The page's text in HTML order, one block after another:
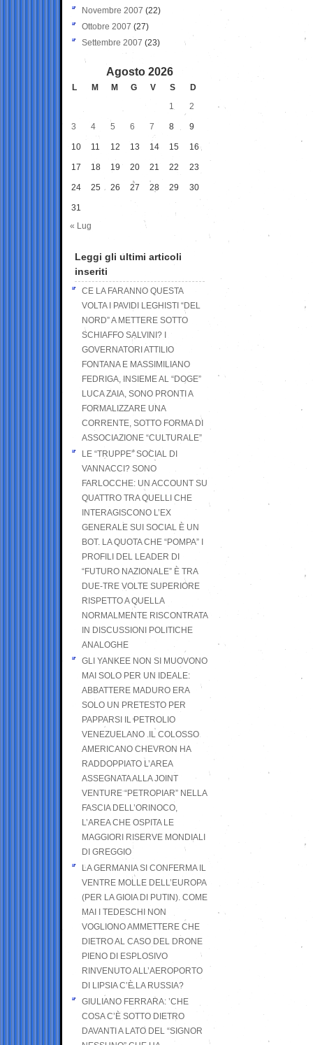
Novembre 2007 (22)
Ottobre 2007 (27)
Settembre 2007 (23)
Agosto 2026
L M M G V S
D
1
2
3 4 5 6 7 8 9
10 11 12 13 14 15 16
17 18 19 20 21 22 23
24 25 26 27 28 29 30
31
« Lug
Leggi gli ultimi articoli
inseriti
CE LA FARANNO QUESTA
VOLTA I PAVIDI LEGHISTI “DEL
NORD” A METTERE SOTTO
SCHIAFFO SALVINI? I
GOVERNATORI ATTILIO
FONTANA E MASSIMILIANO
FEDRIGA, INSIEME AL “DOGE”
LUCA ZAIA, SONO PRONTI A
FORMALIZZARE UNA
CORRENTE, SOTTO FORMA DI
ASSOCIAZIONE “CULTURALE”
LE “TRUPPE” SOCIAL DI
VANNACCI? SONO
FARLOCCHE: UN ACCOUNT SU
QUATTRO TRA QUELLI CHE
INTERAGISCONO L’EX
GENERALE SUI SOCIAL È UN
BOT. LA QUOTA CHE “POMPA” I
PROFILI DEL LEADER DI
“FUTURO NAZIONALE” È TRA
DUE-TRE VOLTE SUPERIORE
RISPETTO A QUELLA
NORMALMENTE RISCONTRATA
IN DISCUSSIONI POLITICHE
ANALOGHE
GLI YANKEE NON SI MUOVONO
MAI SOLO PER UN IDEALE:
ABBATTERE MADURO ERA
SOLO UN PRETESTO PER
PAPPARSI IL PETROLIO
VENEZUELANO .IL COLOSSO
AMERICANO CHEVRON HA
RADDOPPIATO L’AREA
ASSEGNATA ALLA JOINT
VENTURE “PETROPIAR” NELLA
FASCIA DELL’ORINOCO,
L’AREA CHE OSPITA LE
MAGGIORI RISERVE MONDIALI
DI GREGGIO
LA GERMANIA SI CONFERMA IL
VENTRE MOLLE DELL’EUROPA
(PER LA GIOIA DI PUTIN). COME
MAI I TEDESCHI NON
VOGLIONO AMMETTERE CHE
DIETRO AL CASO DEL DRONE
PIENO DI ESPLOSIVO
RINVENUTO ALL’AEROPORTO
DI LIPSIA C’È LA RUSSIA?
GIULIANO FERRARA: ’CHE
COSA C’È SOTTO DIETRO
DAVANTI A LATO DEL “SIGNOR